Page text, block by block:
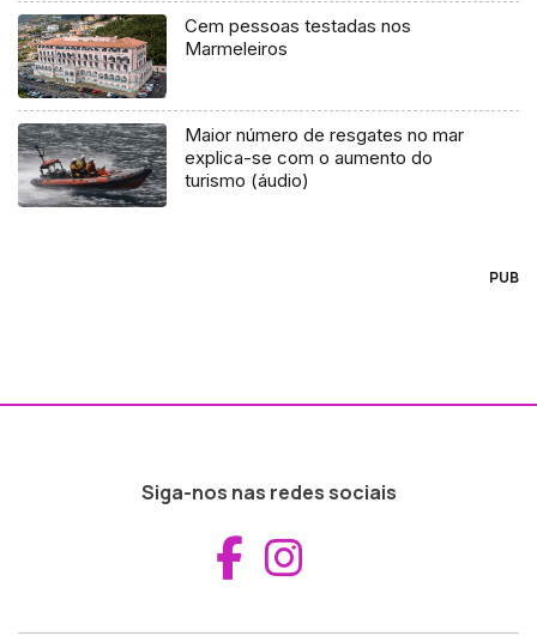
Cem pessoas testadas nos
Marmeleiros
Maior número de resgates no mar
explica-se com o aumento do
turismo (áudio)
PUB
Siga-nos nas redes sociais
Aceder ao